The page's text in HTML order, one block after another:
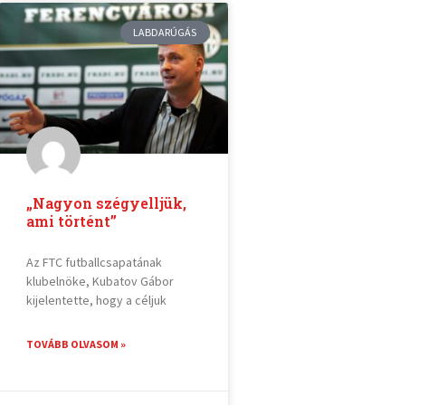
LABDARÚGÁS
„Nagyon szégyelljük,
ami történt”
Az FTC futballcsapatának
klubelnöke, Kubatov Gábor
kijelentette, hogy a céljuk
TOVÁBB OLVASOM »